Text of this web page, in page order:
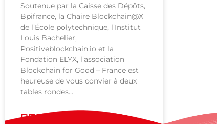
Soutenue par la Caisse des Dépôts,
Bpifrance, la Chaire Blockchain@X
de l’École polytechnique, l’Institut
Louis Bachelier,
Positiveblockchain.io et la
Fondation ELYX, l’association
Blockchain for Good – France est
heureuse de vous convier à deux
tables rondes…
READ MORE »